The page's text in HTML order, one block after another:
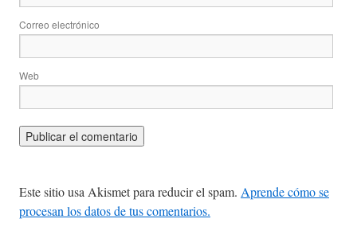
Correo electrónico
Web
Este sitio usa Akismet para reducir el spam. Aprende cómo se
procesan los datos de tus comentarios.